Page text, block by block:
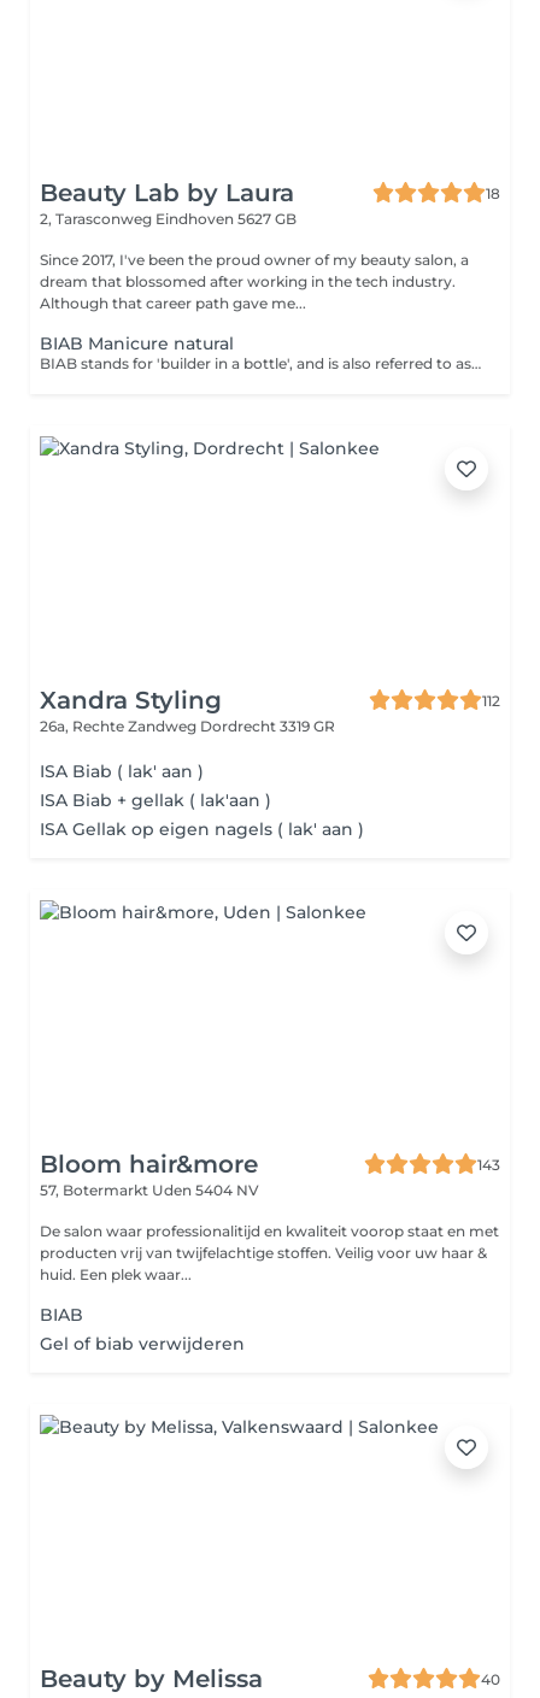
Beauty Lab by Laura
18
2, Tarasconweg Eindhoven 5627 GB
Since 2017, I've been the proud owner of my beauty salon, a
dream that blossomed after working in the tech industry.
Although that career path gave me...
BIAB Manicure natural
BIAB stands for 'builder in a bottle', and is also referred to as 'builder gels' which gives your nails strength and protects them from breaking. Biab doesn't contain silicones or parabens, it's safe for customers with allergies. It's VEGAN, very good and safe for natural nails. Biab natural stands for natural colors from Biab color collection like pinks, milky colors and nudes.
Xandra Styling
112
26a, Rechte Zandweg Dordrecht 3319 GR
ISA Biab ( lak' aan )
ISA Biab + gellak ( lak'aan )
ISA Gellak op eigen nagels ( lak' aan )
Bloom hair&more
143
57, Botermarkt Uden 5404 NV
De salon waar professionalitijd en kwaliteit voorop staat en met
producten vrij van twijfelachtige stoffen. Veilig voor uw haar &
huid. Een plek waar...
BIAB
Gel of biab verwijderen
Beauty by Melissa
40